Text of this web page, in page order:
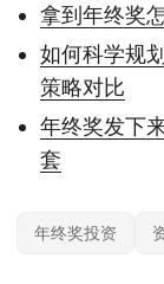
拿到年终奖
如何科学规
策略对比
年终奖发下
套
年终奖投资